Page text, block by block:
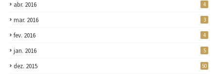
abr. 2016 4
mar. 2016 3
fev. 2016 4
jan. 2016 5
dez. 2015 50